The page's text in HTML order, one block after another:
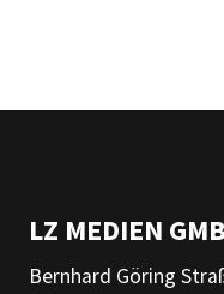
LZ MEDIEN
Bernhard Göring